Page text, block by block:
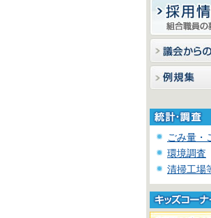
ごみ量・
環境調査
清掃工場